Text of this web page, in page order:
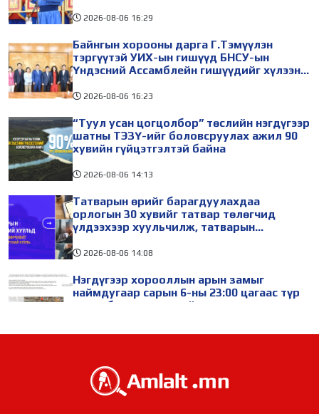
2026-08-06 16:29
Байнгын хорооны дарга Г.Тэмүүлэн
тэргүүтэй УИХ-ын гишүүд БНСУ-ын
Үндэсний Ассамблейн гишүүдийг хүлээн
2026-08-06 16:23
“Туул усан цогцолбор” төслийн нэгдүгээр
шатны ТЭЗҮ-ийг боловсруулах ажил 90
хувийн гүйцэтгэлтэй байна
2026-08-06 14:13
Татварын өрийг барагдуулахдаа
орлогын 30 хувийг татвар төлөгчид
үлдээхээр хуульчилж, татварын
болгон сунгажээ
2026-08-06 14:08
Нэгдүгээр хорооллын арын замыг
наймдугаар сарын 6-ны 23:00 цагаас түр
хааж, борооны ус зайлуулах шугамын
Шадар сайд Н.Номтойбаяр Дорноговь
аймагт ажиллав